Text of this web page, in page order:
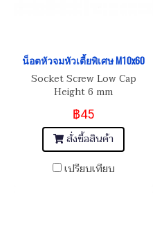
น็อตหัวจมหัวเตี้ยพิเศษ M10x60
Socket Screw Low Cap
Height 6 mm
฿45
สั่งซื้อสินค้า
เปรียบเทียบ